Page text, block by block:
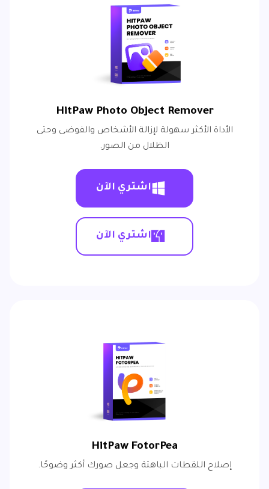
HitPaw Photo Object Remover
الأداة الأكثر سهولة لإزالة الأشخاص والفوضى وحتى
الظلال من الصور.
اشتري الآن
اشتري الآن
HitPaw FotorPea
إصلاح اللقطات الباهتة وجعل صورك أكثر وضوحًا.